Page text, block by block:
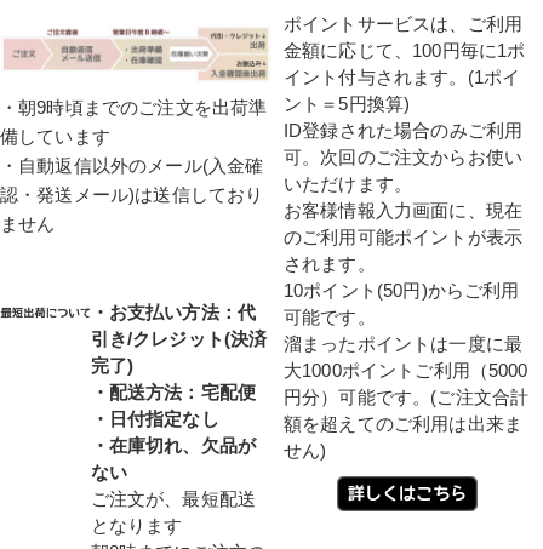
・朝9時頃までのご注文を出荷準
備しています
・自動返信以外のメール(入金確
認・発送メール)は送信しており
ません
・お支払い方法：代
引き/クレジット(決済
完了)
・配送方法：宅配便
・日付指定なし
・在庫切れ、欠品が
ない
ご注文が、最短配送
となります
ポイントサービスは、ご利用
金額に応じて、100円毎に1ポ
イント付与されます。(1ポイ
ント＝5円換算)
ID登録された場合のみご利用
可。次回のご注文からお使い
いただけます。
お客様情報入力画面に、現在
のご利用可能ポイントが表示
されます。
10ポイント(50円)からご利用
可能です。
溜まったポイントは一度に最
大1000ポイントご利用（5000
円分）可能です。(ご注文合計
額を超えてのご利用は出来ま
せん)